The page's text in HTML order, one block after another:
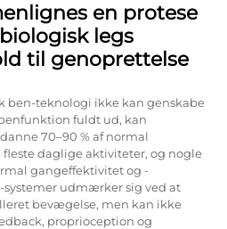
en protese
legs
til genoprettelse
ben-teknologi ikke kan genskabe
fuldt ud, kan
70–90 % af normal
daglige aktiviteter, og nogle
gangeffektivitet og -
systemer udmærker sig ved at
bevægelse, men kan ikke
proprioception og